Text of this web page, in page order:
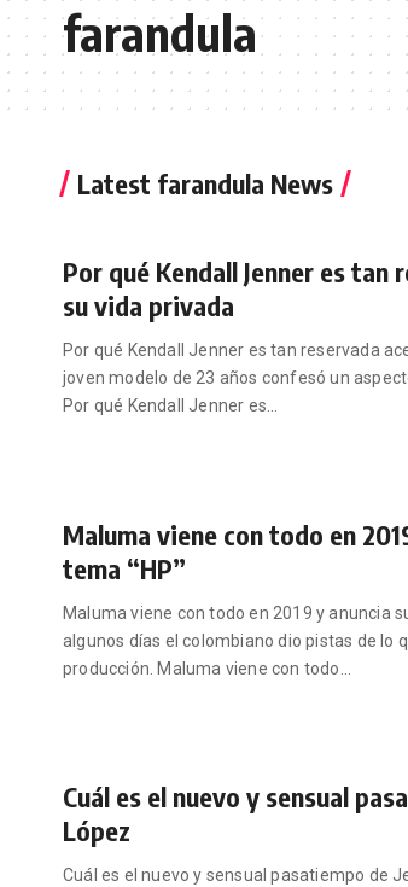
farandula
Latest farandula News
Por qué Kendall Jenner es tan
su vida privada
Por qué Kendall Jenner es tan reservada
joven modelo de 23 años confesó un
Por qué Kendall Jenner es
Maluma viene con todo en
tema “HP”
Maluma viene con todo en 2019 y anuncia
algunos días el colombiano dio pistas de lo
producción. Maluma viene con todo
Cuál es el nuevo y sensual
López
Cuál es el nuevo y sensual pasatiempo de